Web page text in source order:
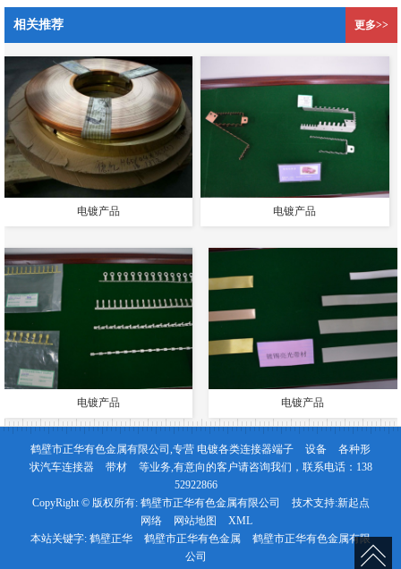
相关推荐 更多>>
电镀产品 电镀产品
电镀产品 电镀产品
鹤壁市正华有色金属有限公司,专营 电镀各类连接器端子 设备
各种形
状汽车连接器
带材 等业务,有意向的客户请咨询我们，联系电话： 138
52922866
CopyRight © 版权所有: 鹤壁市正华有色金属有限公司 技术支持:新起点
网络
网站地图
XML
本站关键字: 鹤壁正华 鹤壁市正华有色金属
鹤壁市正华有色金属有限
公司